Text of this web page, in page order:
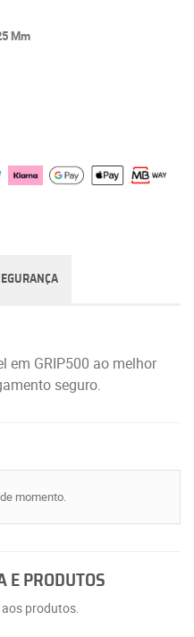
Mm
em GRIP500 ao melhor
seguro.
momento.
E PRODUTOS
produtos.